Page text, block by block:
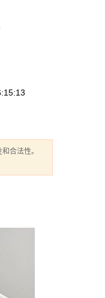
合法性。